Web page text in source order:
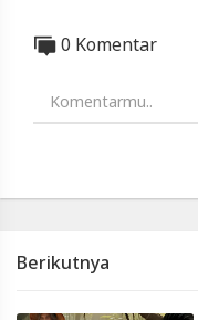
Powered 0 Komentar
Berikutnya